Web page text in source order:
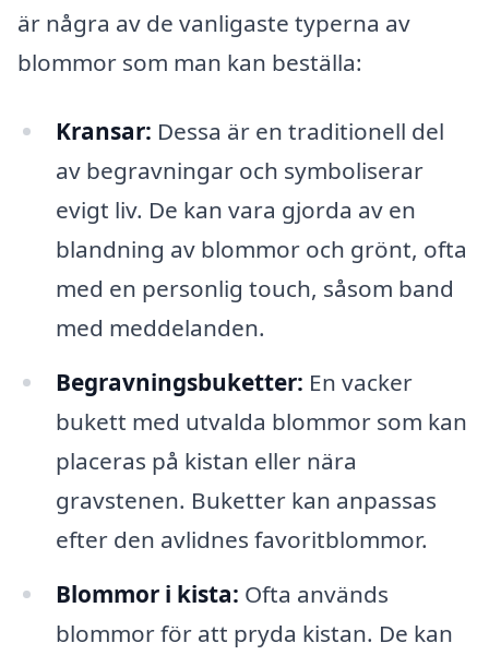
är några av de vanligaste typerna av
blommor som man kan beställa:
Kransar: Dessa är en traditionell del
av begravningar och symboliserar
evigt liv. De kan vara gjorda av en
blandning av blommor och grönt, ofta
med en personlig touch, såsom band
med meddelanden.
Begravningsbuketter: En vacker
bukett med utvalda blommor som kan
placeras på kistan eller nära
gravstenen. Buketter kan anpassas
efter den avlidnes favoritblommor.
Blommor i kista: Ofta används
blommor för att pryda kistan. De kan